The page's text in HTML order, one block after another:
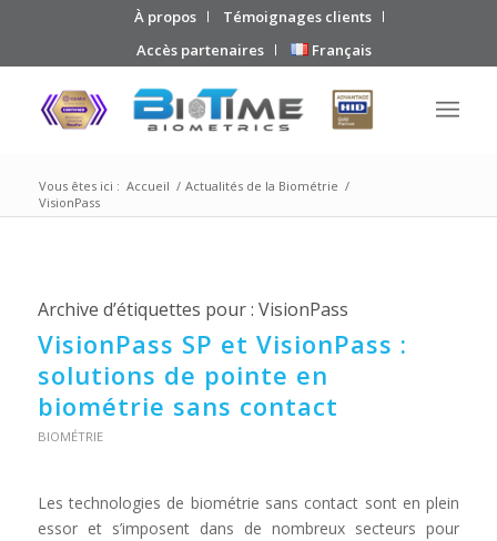
À propos
Témoignages clients
Accès partenaires
Français
Vous êtes ici : Accueil / Actualités de la Biométrie /
VisionPass
Archive d’étiquettes pour : VisionPass
VisionPass SP et VisionPass :
solutions de pointe en
biométrie sans contact
BIOMÉTRIE
Les technologies de biométrie sans contact sont en plein
essor et s’imposent dans de nombreux secteurs pour